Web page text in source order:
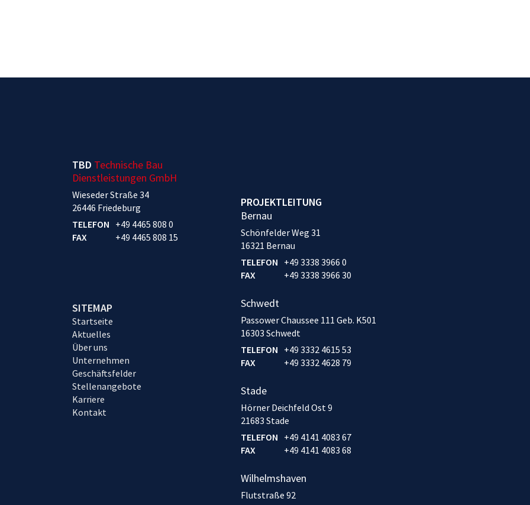
TBD Technische Bau
Dienstleistungen GmbH
Wieseder Straße 34
26446 Friedeburg
TELEFON +49 4465 808 0
FAX
+49 4465 808 15
SITEMAP
Startseite
Aktuelles
Über uns
Unternehmen
Geschäftsfelder
Stellenangebote
Karriere
Kontakt
PROJEKTLEITUNG
Bernau
Schönfelder Weg 31
16321 Bernau
TELEFON +49 3338 3966 0
FAX
+49 3338 3966 30
Schwedt
Passower Chaussee 111 Geb. K501
16303 Schwedt
TELEFON +49 3332 4615 53
FAX
+49 3332 4628 79
Stade
Hörner Deichfeld Ost 9
21683 Stade
TELEFON +49 4141 4083 67
FAX
+49 4141 4083 68
Wilhelmshaven
Flutstraße 92